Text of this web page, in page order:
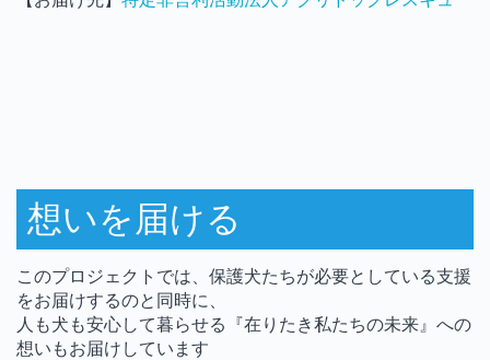
想いを届ける
このプロジェクトでは、保護犬たちが必要としている支援
をお届けするのと同時に、
人も犬も安心して暮らせる『在りたき私たちの未来』への
想いもお届けしています